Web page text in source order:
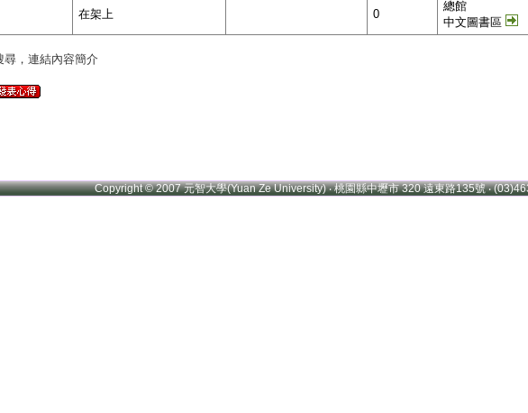
在架上 0
總館
中文圖書區
尋，連結內容簡介
Copyright © 2007 元智大學(Yuan Ze University) ‧ 桃園縣中壢市 320 遠東路135號 ‧